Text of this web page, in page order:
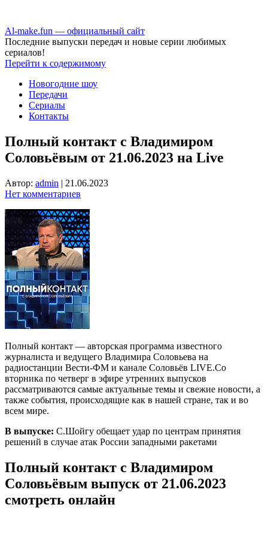
Аl-make.fun — официальный сайт
Последние выпуски передач и новые серии любимых
сериалов!
Перейти к содержимому
Новогодние шоу
Передачи
Сериалы
Контакты
Полный контакт с Владимиром
Соловьёвым от 21.06.2023 на Live
Автор: admin | 21.06.2023
Нет комментариев
Полный контакт — авторская программа известного
журналиста и ведущего Владимира Соловьева на
радиостанции Вести-ФМ и канале Соловьёв LIVE.Со
вторника по четверг в эфире утренних выпусков
рассматриваются самые актуальные темы и свежие новости, а
также события, происходящие как в нашей стране, так и во
всем мире.
В выпуске: С.Шойгу обещает удар по центрам принятия
решений в случае атак России западными ракетами
Полный контакт с Владимиром
Соловьёвым выпуск от 21.06.2023
смотреть онлайн